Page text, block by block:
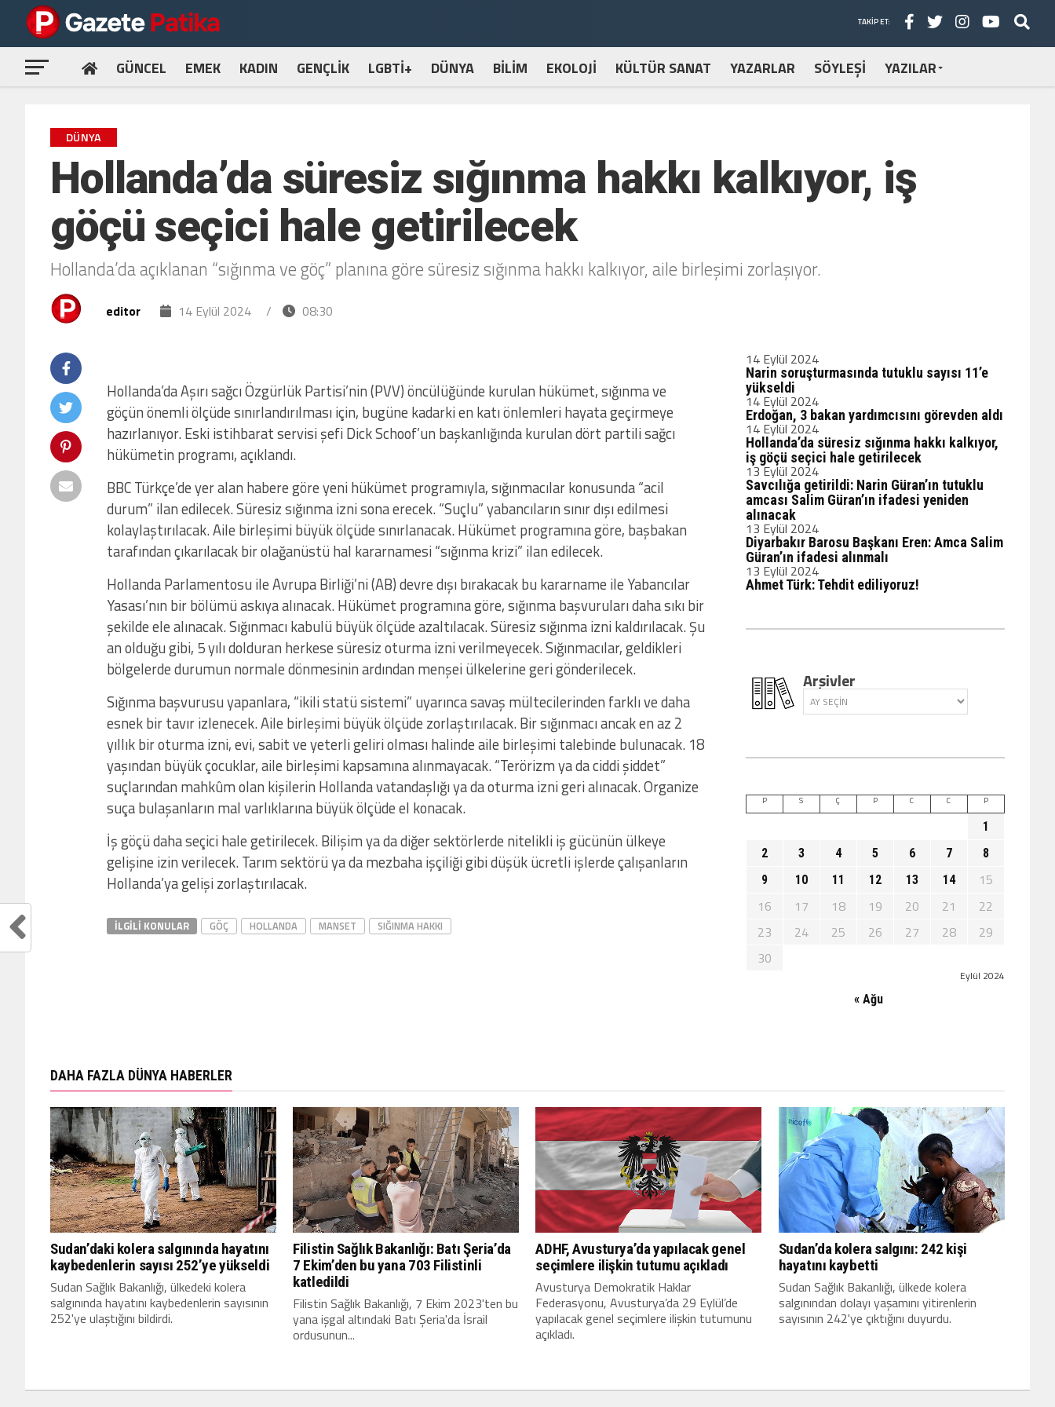
TAKIP ET:
GÜNCEL EMEK KADIN GENÇLİK LGBTİ+ DÜNYA BİLİM EKOLOJİ KÜLTÜR SANAT YAZARLAR SÖYLEŞİ YAZILAR
DÜNYA
Hollanda’da süresiz sığınma hakkı kalkıyor, iş
göçü seçici hale getirilecek
Hollanda’da açıklanan “sığınma ve göç” planına göre süresiz sığınma hakkı kalkıyor, aile birleşimi zorlaşıyor.
editor 14 Eylül 2024 / 08:30
Hollanda’da Aşırı sağcı Özgürlük Partisi’nin (PVV) öncülüğünde kurulan hükümet, sığınma ve
göçün önemli ölçüde sınırlandırılması için, bugüne kadarki en katı önlemleri hayata geçirmeye
hazırlanıyor. Eski istihbarat servisi şefi Dick Schoof’un başkanlığında kurulan dört partili sağcı
hükümetin programı, açıklandı.
BBC Türkçe’de yer alan habere göre yeni hükümet programıyla, sığınmacılar konusunda “acil
durum” ilan edilecek. Süresiz sığınma izni sona erecek. “Suçlu” yabancıların sınır dışı edilmesi
kolaylaştırılacak. Aile birleşimi büyük ölçüde sınırlanacak. Hükümet programına göre, başbakan
tarafından çıkarılacak bir olağanüstü hal kararnamesi “sığınma krizi” ilan edilecek.
Hollanda Parlamentosu ile Avrupa Birliği’ni (AB) devre dışı bırakacak bu kararname ile Yabancılar
Yasası’nın bir bölümü askıya alınacak. Hükümet programına göre, sığınma başvuruları daha sıkı bir
şekilde ele alınacak. Sığınmacı kabulü büyük ölçüde azaltılacak. Süresiz sığınma izni kaldırılacak. Şu
an olduğu gibi, 5 yılı dolduran herkese süresiz oturma izni verilmeyecek. Sığınmacılar, geldikleri
bölgelerde durumun normale dönmesinin ardından menşei ülkelerine geri gönderilecek.
Sığınma başvurusu yapanlara, “ikili statü sistemi” uyarınca savaş mültecilerinden farklı ve daha
esnek bir tavır izlenecek. Aile birleşimi büyük ölçüde zorlaştırılacak. Bir sığınmacı ancak en az 2
yıllık bir oturma izni, evi, sabit ve yeterli geliri olması halinde aile birleşimi talebinde bulunacak. 18
yaşından büyük çocuklar, aile birleşimi kapsamına alınmayacak. “Terörizm ya da ciddi şiddet”
suçlarından mahkûm olan kişilerin Hollanda vatandaşlığı ya da oturma izni geri alınacak. Organize
suça bulaşanların mal varlıklarına büyük ölçüde el konacak.
İş göçü daha seçici hale getirilecek. Bilişim ya da diğer sektörlerde nitelikli iş gücünün ülkeye
gelişine izin verilecek. Tarım sektörü ya da mezbaha işçiliği gibi düşük ücretli işlerde çalışanların
Hollanda’ya gelişi zorlaştırılacak.
İLGILI KONULAR GÖÇ HOLLANDA MANSET SIĞINMA HAKKI
14 Eylül 2024
Narin soruşturmasında tutuklu sayısı 11’e
yükseldi
14 Eylül 2024
Erdoğan, 3 bakan yardımcısını görevden aldı
14 Eylül 2024
Hollanda’da süresiz sığınma hakkı kalkıyor,
iş göçü seçici hale getirilecek
13 Eylül 2024
Savcılığa getirildi: Narin Güran’ın tutuklu
amcası Salim Güran’ın ifadesi yeniden
alınacak
13 Eylül 2024
Diyarbakır Barosu Başkanı Eren: Amca Salim
Güran’ın ifadesi alınmalı
13 Eylül 2024
Ahmet Türk: Tehdit ediliyoruz!
Arşivler
Eylül 2024
P S Ç P C C P
1
2
3 4 5 6 7
8
9
10 11 12 13 14
15
16
17 18 19 20 21
22
23
24 25 26 27 28
29
30
« Ağu
DAHA FAZLA DÜNYA HABERLER
Sudan’daki kolera salgınında hayatını
kaybedenlerin sayısı 252’ye yükseldi
Sudan Sağlık Bakanlığı, ülkedeki kolera
salgınında hayatını kaybedenlerin sayısının
252'ye ulaştığını bildirdi.
Filistin Sağlık Bakanlığı: Batı Şeria’da
7 Ekim’den bu yana 703 Filistinli
katledildi
Filistin Sağlık Bakanlığı, 7 Ekim 2023'ten bu
yana işgal altındaki Batı Şeria'da İsrail
ordusunun...
ADHF, Avusturya’da yapılacak genel
seçimlere ilişkin tutumu açıkladı
Avusturya Demokratik Haklar
Federasyonu, Avusturya’da 29 Eylül’de
yapılacak genel seçimlere ilişkin tutumunu
açıkladı.
Sudan’da kolera salgını: 242 kişi
hayatını kaybetti
Sudan Sağlık Bakanlığı, ülkede kolera
salgınından dolayı yaşamını yitirenlerin
sayısının 242'ye çıktığını duyurdu.